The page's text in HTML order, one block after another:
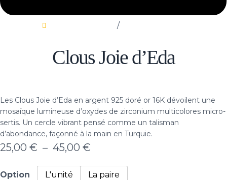
/
Clous Joie d’Eda
Les Clous Joie d’Eda en argent 925 doré or 16K dévoilent une
mosaïque lumineuse d’oxydes de zirconium multicolores micro-
sertis. Un cercle vibrant pensé comme un talisman
d’abondance, façonné à la main en Turquie.
25,00 € – 45,00 €
de
Option L'unité La paire